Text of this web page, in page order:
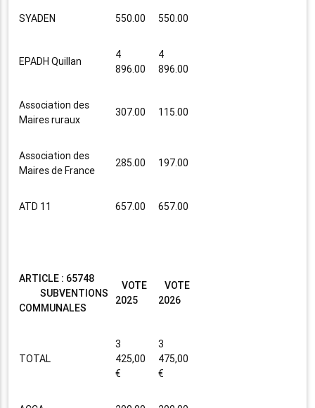
SYADEN 550.00 550.00
EPADH Quillan
4
896.00
4
896.00
Association des
Maires ruraux
307.00 115.00
Association des
Maires de France
285.00 197.00
ATD 11 657.00 657.00
ARTICLE : 65748
SUBVENTIONS
COMMUNALES
VOTE
2025
VOTE
2026
TOTAL
3
425,00
€
3
475,00
€